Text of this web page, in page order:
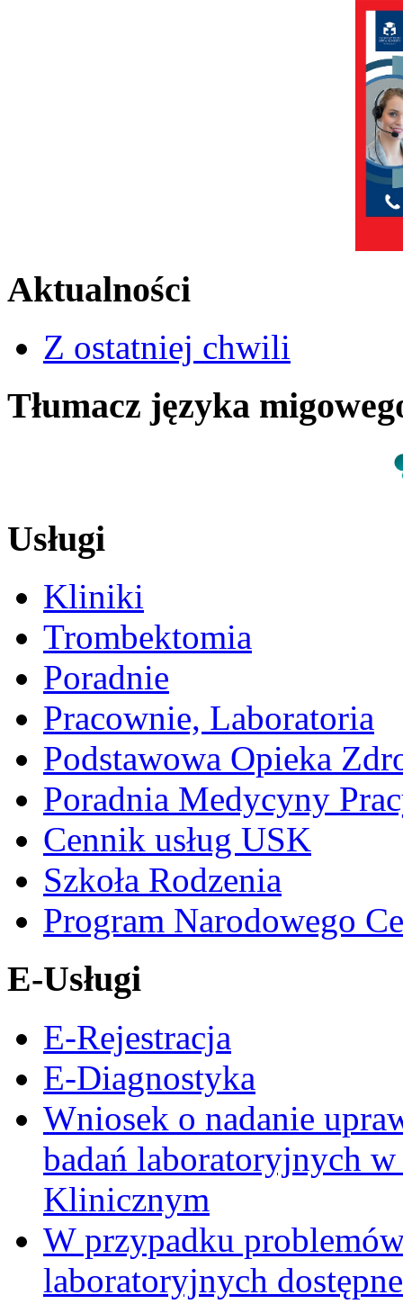
Aktualności
Z ostatniej chwili
Tłumacz języka
Usługi
Kliniki
Trombektomia
Poradnie
Pracownie, Laboratoria
Podstawowa Opieka
Poradnia Medycyny
Cennik usług USK
Szkoła Rodzenia
Program Narodowego
E-Usługi
E-Rejestracja
E-Diagnostyka
Wniosek o nadanie
badań laboratoryjnych
Klinicznym
W przypadku
laboratoryjnych